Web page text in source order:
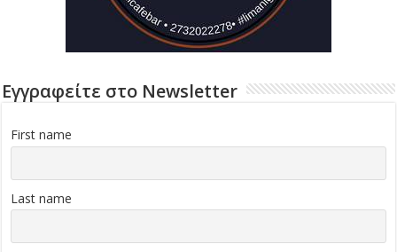
Εγγραφείτε στο Newsletter
First name
Last name